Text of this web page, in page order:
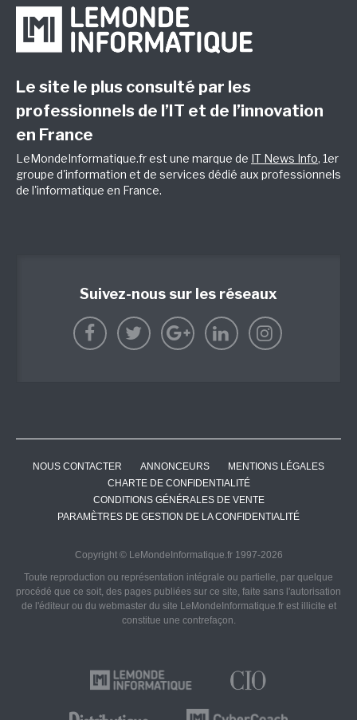
Le site le plus consulté par les
professionnels de l’IT et de l’innovation
en France
LeMondeInformatique.fr est une marque de IT News Info, 1er
groupe d'information et de services dédié aux professionnels
de l'informatique en France.
Suivez-nous sur les réseaux
NOUS CONTACTER ANNONCEURS
MENTIONS LÉGALES
CHARTE DE CONFIDENTIALITÉ
CONDITIONS GÉNÉRALES DE VENTE
PARAMÈTRES DE GESTION DE LA CONFIDENTIALITÉ
Copyright © LeMondeInformatique.fr 1997-2026
Toute reproduction ou représentation intégrale ou partielle, par quelque
procédé que ce soit, des pages publiées sur ce site, faite sans l'autorisation
de l'éditeur ou du webmaster du site LeMondeInformatique.fr est illicite et
constitue une contrefaçon.